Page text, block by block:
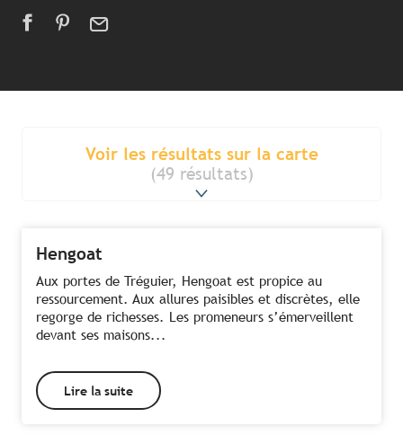
Voir les résultats sur la carte
(49 résultats)
Hengoat
Aux portes de Tréguier, Hengoat est propice au
ressourcement. Aux allures paisibles et discrètes, elle
regorge de richesses. Les promeneurs s’émerveillent
devant ses maisons...
Lire la suite